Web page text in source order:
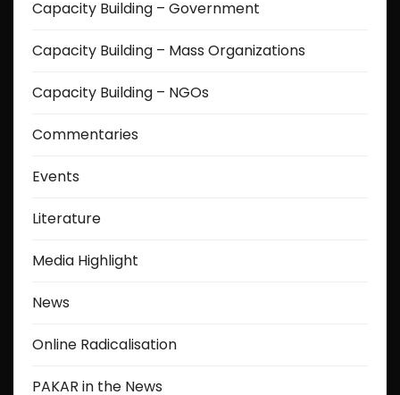
Capacity Building – Government
Capacity Building – Mass Organizations
Capacity Building – NGOs
Commentaries
Events
Literature
Media Highlight
News
Online Radicalisation
PAKAR in the News